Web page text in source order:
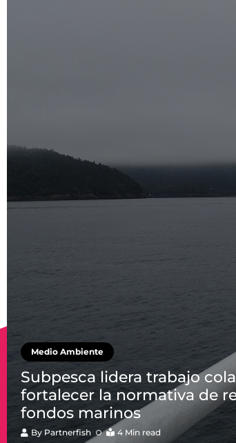
Medio Ambiente
Subpesca lidera trabajo
fortalecer la normativa de
fondos marinos
By Partnerfish 4 Min read